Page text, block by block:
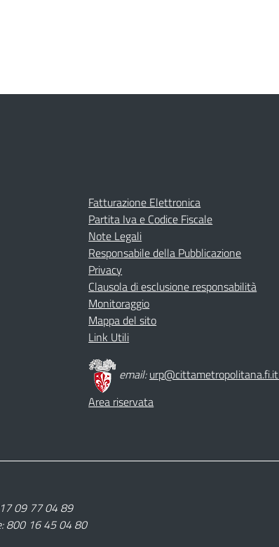
Fatturazione Elettronica
Partita Iva e Codice Fiscale
Note Legali
Responsabile della Pubblicazione
Privacy
Clausola di esclusione responsabilità
Monitoraggio
Mappa del sito
Link Utili
email:urp@cittametropolitana.fi.it
Area riservata
09 77 04 89
800 16 45 04 80